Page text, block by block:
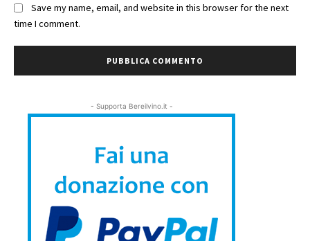
Save my name, email, and website in this browser for the next
time I comment.
- Supporta Bereilvino.it -